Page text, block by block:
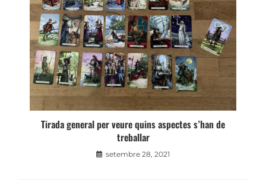
Tirada general per veure quins aspectes s’han de
treballar
setembre 28, 2021